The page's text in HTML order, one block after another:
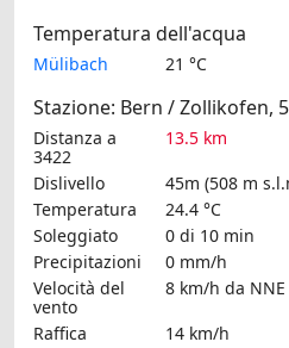
Temperatura dell'acqua
Mülibach 21 °C
Stazione: Bern / Zollikofen,
Distanza a
3422
13.5 km
Dislivello
45m (508 m
Temperatura
24.4 °C
Soleggiato
0 di 10 min
Precipitazioni
0 mm/h
Velocità del
vento
8 km/h da NNE
Raffica
14 km/h